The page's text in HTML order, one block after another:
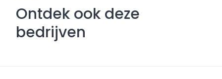
Ontdek ook deze
bedrijven